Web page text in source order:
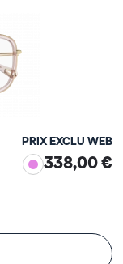
PRIX EXCLU WEB
338,00 €